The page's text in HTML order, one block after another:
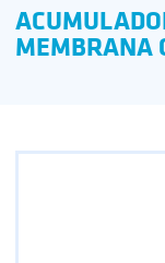
MEMBRANA